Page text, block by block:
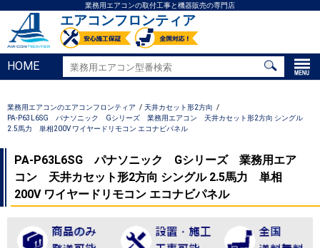
業務用エアコンの取付工事と機器販売の専門店
エアコンフロンティア
HOME
業務用エアコンのエアコンフロンティア
天井カセット形2方向
PA-P63L6SG パナソニック Gシリーズ 業務用エアコン 天井カセット形2方向 シングル
2.5馬力 単相200V ワイヤードリモコン エコナビパネル
PA-P63L6SG パナソニック Gシリーズ 業務用エア
コン 天井カセット形2方向 シングル 2.5馬力 単相
200V ワイヤードリモコン エコナビパネル